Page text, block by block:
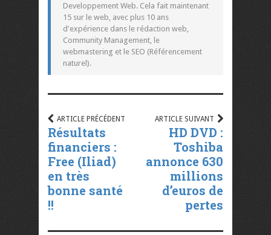
Developpement Web. Cela fait maintenant
15 sur le web, avec plus 10 ans
d'expérience dans le rédaction web,
Community Management, le
webmastering et le SEO (Référencement
naturel).
ARTICLE PRÉCÉDENT
Résultats
financiers :
Free (Iliad)
en très
bonne santé
!!
ARTICLE SUIVANT
HD DVD :
Toshiba
annonce 630
millions
d’euros de
pertes